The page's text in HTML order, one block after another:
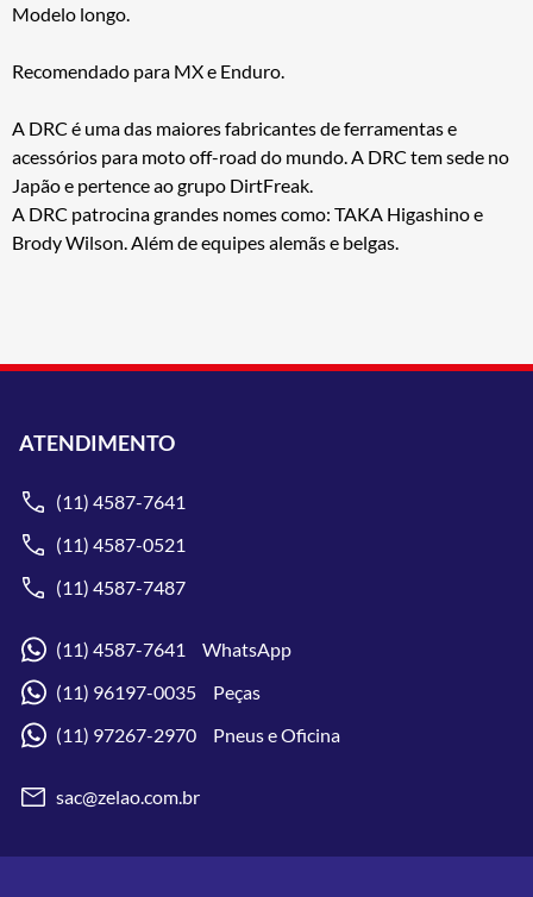
Modelo longo.
Recomendado para MX e Enduro.
A DRC é uma das maiores fabricantes de ferramentas e
acessórios para moto off-road do mundo. A DRC tem sede no
Japão e pertence ao grupo DirtFreak.
A DRC patrocina grandes nomes como: TAKA Higashino e
Brody Wilson. Além de equipes alemãs e belgas.
ATENDIMENTO
(11) 4587-7641
(11) 4587-0521
(11) 4587-7487
(11) 4587-7641 WhatsApp
(11) 96197-0035 Peças
(11) 97267-2970 Pneus e Oficina
sac@zelao.com.br